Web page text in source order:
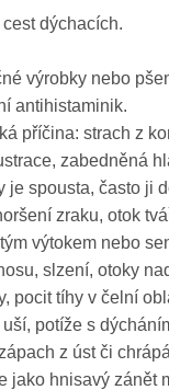
cest dýchacích.
výrobky nebo
antihistaminik.
příčina: strach z
zabedněná
je spousta, často ji
zraku, otok
výtokem nebo
slzení, otoky
pocit tíhy v čelní
potíže s
z úst či
jako hnisavý zánět